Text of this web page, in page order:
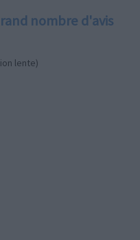
nombre d'avis
lente)